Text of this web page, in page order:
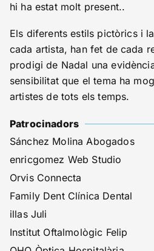
hi ha estat molt present..
Els diferents estils pictòrics i
cada artista, han fet de cada
prodigi de Nadal una
sensibilitat que el tema ha
artistes de tots els temps.
Patrocinadors
Sánchez Molina Abogados
enricgomez Web Studio
Orvis Connecta
Family Dent Clínica Dental
illas Juli
Institut Oftalmològic Felip